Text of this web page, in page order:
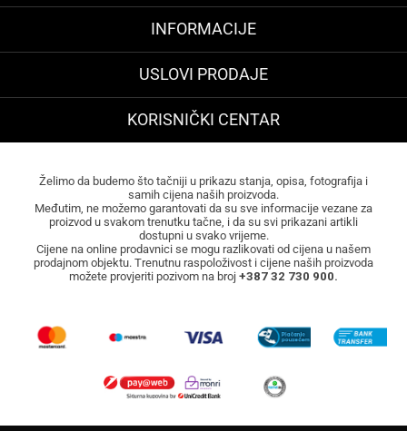
INFORMACIJE
USLOVI PRODAJE
KORISNIČKI CENTAR
Želimo da budemo što tačniji u prikazu stanja, opisa, fotografija i
samih cijena naših proizvoda.
Međutim, ne možemo garantovati da su sve informacije vezane za
proizvod u svakom trenutku tačne, i da su svi prikazani artikli
dostupni u svako vrijeme.
Cijene na online prodavnici se mogu razlikovati od cijena u našem
prodajnom objektu. Trenutnu raspoloživost i cijene naših proizvoda
možete provjeriti pozivom na broj +387 32 730 900.